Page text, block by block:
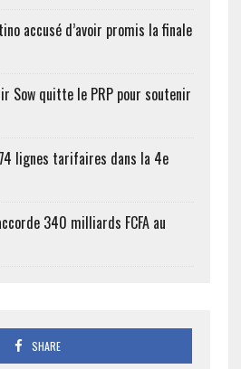
accusé d’avoir promis la finale
Sow quitte le PRP pour soutenir
lignes tarifaires dans la 4e
340 milliards FCFA au
SHARE